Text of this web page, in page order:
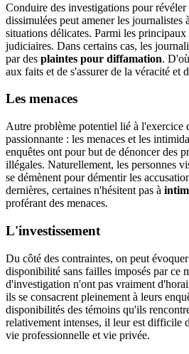
Conduire des investigations pour
dissimulées peut amener les journalistes
situations délicates. Parmi les principaux
judiciaires. Dans certains cas, les
par des plaintes pour diffamation.
aux faits et de s'assurer de la véracité et
Les menaces
Autre problème potentiel lié à l'exercice
passionnante : les menaces et les
enquêtes ont pour but de dénoncer des
illégales. Naturellement, les personnes
se démènent pour démentir les
dernières, certaines n'hésitent pas à
proférant des menaces.
L'investissement
Du côté des contraintes, on peut
disponibilité sans failles imposés par ce
d'investigation n'ont pas vraiment
ils se consacrent pleinement à leurs
disponibilités des témoins qu'ils
relativement intenses, il leur est difficile
vie professionnelle et vie privée.